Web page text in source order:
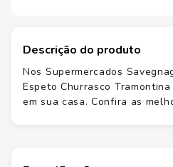
Descrição do produto
Nos Supermercados
Espeto Churrasco
em sua casa. Confira as